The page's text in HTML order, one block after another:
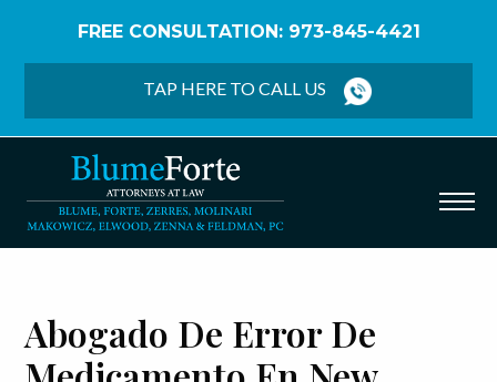
FREE CONSULTATION: 973-845-4421
TAP HERE TO CALL US
Abogado De Error De